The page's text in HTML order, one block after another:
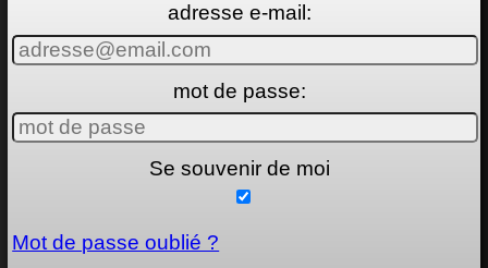
adresse e-mail:
mot de passe:
Se souvenir de moi
Mot de passe oublié ?